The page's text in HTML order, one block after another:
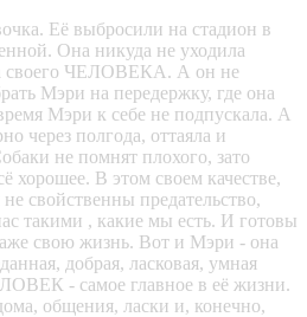
Её выбросили на стадион в
Она никуда не уходила
своего ЧЕЛОВЕКА. А он не
Мэри на передержку, где она
Мэри к себе не подпускала. А
через полгода, оттаяла и
не помнят плохого, зато
хорошее. В этом своем качестве,
свойственны предательство,
такими , какие мы есть. И готовы
свою жизнь. Вот и Мэри - она
добрая, ласковая, умная
- самое главное в её жизни.
общения, ласки и, конечно,